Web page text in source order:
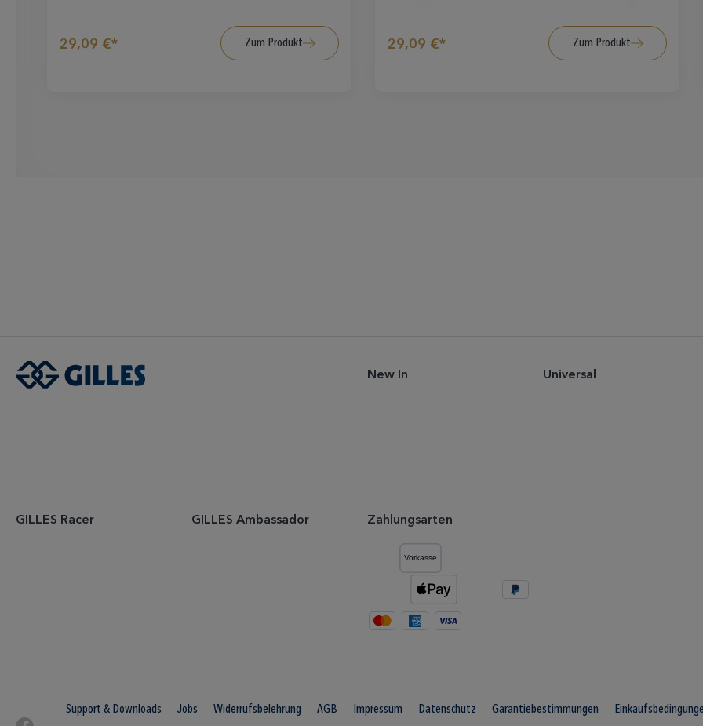
29,09 €* Zum Produkt 29,09 €* Zum Produkt
New In Universal
GILLES Racer GILLES Ambassador Zahlungsarten
Support & Downloads Jobs Widerrufsbelehrung AGB Impressum Datenschutz Garantiebestimmungen